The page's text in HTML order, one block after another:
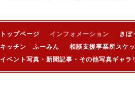
トップページ インフォメーション きぼ
キッチン ふーみん
相談支援事業所スケ
イベント写真・新聞記事・その他写真ギャラ